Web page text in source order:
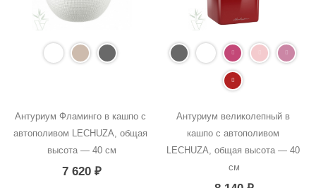
Антуриум Фламинго в кашпо с
автополивом LECHUZA, общая
высота — 40 см
7 620 ₽
Антуриум великолепный в
кашпо с автополивом
LECHUZA, общая высота — 40
см